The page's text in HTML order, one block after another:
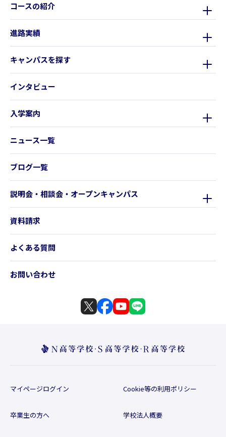
コースの紹介
進路実績
キャンパスを探す
インタビュー
入学案内
ニュース一覧
ブログ一覧
説明会・相談会・オープンキャンパス
資料請求
よくある質問
お問い合わせ
マイページログイン
卒業生の方へ
Cookie等の利用ポリシー
学校法人概要